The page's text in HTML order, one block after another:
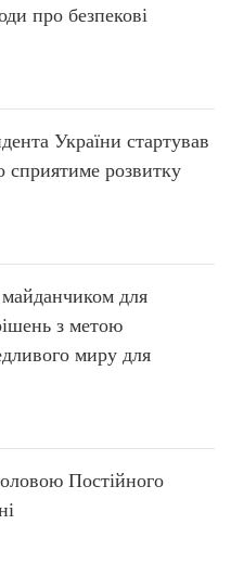
про безпекові
України стартував
розвитку
майданчиком для
з метою
миру для
Постійного